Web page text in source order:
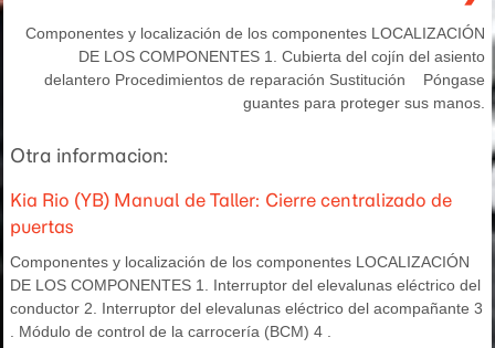
Componentes y localización de los componentes LOCALIZACIÓN
DE LOS COMPONENTES 1. Cubierta del cojín del asiento
delantero Procedimientos de reparación Sustitución Póngase
guantes para proteger sus manos.
Otra informacion:
Kia Rio (YB) Manual de Taller: Cierre centralizado de
puertas
Componentes y localización de los componentes LOCALIZACIÓN
DE LOS COMPONENTES 1. Interruptor del elevalunas eléctrico del
conductor 2. Interruptor del elevalunas eléctrico del acompañante 3
. Módulo de control de la carrocería (BCM) 4 .